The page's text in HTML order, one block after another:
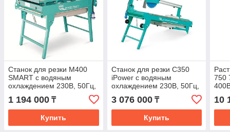
Станок для резки M400
SMART с водяным
охлаждением 230В, 50Гц,
2,2кВт, диск 350/400мм,
глубина реза 107/204/129
1 194 000 ₸
Купить
Станок для резки C350
iPower с водяным
охлаждением 230В, 50Гц,
2,5кВт, диск 350мм,
глубина реза 120/250мм
3 076 000₸
Купить
750
10